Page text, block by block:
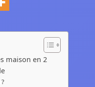
maison en 2